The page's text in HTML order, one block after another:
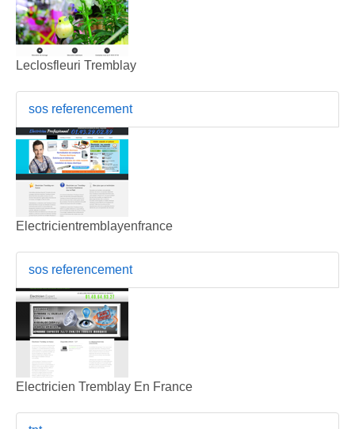
Leclosfleuri Tremblay
sos referencement
Electricientremblayenfrance
sos referencement
Electricien Tremblay En France